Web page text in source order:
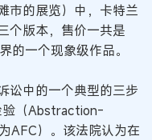
市的展览）中，卡特兰
个版本，售价一共是
的一个现象级作品。
讼中的一个典型的三步
验（Abstraction-
AFC）。该法院认为在